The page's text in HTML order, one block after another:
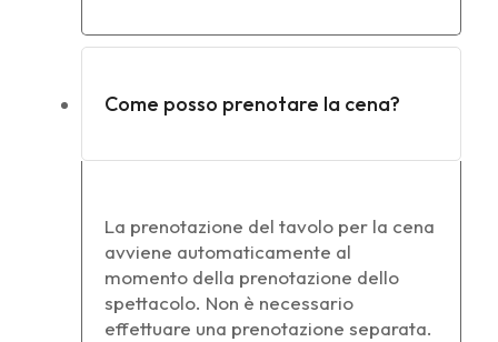
Come posso prenotare la cena?
La prenotazione del tavolo per la cena
avviene automaticamente al
momento della prenotazione dello
spettacolo. Non è necessario
effettuare una prenotazione separata.